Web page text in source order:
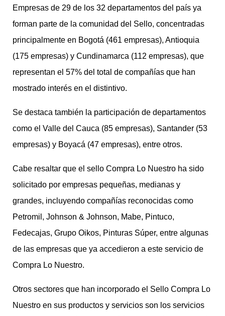
Empresas de 29 de los 32 departamentos del país ya
forman parte de la comunidad del Sello, concentradas
principalmente en Bogotá (461 empresas), Antioquia
(175 empresas) y Cundinamarca (112 empresas), que
representan el 57% del total de compañías que han
mostrado interés en el distintivo.
Se destaca también la participación de departamentos
como el Valle del Cauca (85 empresas), Santander (53
empresas) y Boyacá (47 empresas), entre otros.
Cabe resaltar que el sello Compra Lo Nuestro ha sido
solicitado por empresas pequeñas, medianas y
grandes, incluyendo compañías reconocidas como
Petromil, Johnson & Johnson, Mabe, Pintuco,
Fedecajas, Grupo Oikos, Pinturas Súper, entre algunas
de las empresas que ya accedieron a este servicio de
Compra Lo Nuestro.
Otros sectores que han incorporado el Sello Compra Lo
Nuestro en sus productos y servicios son los servicios